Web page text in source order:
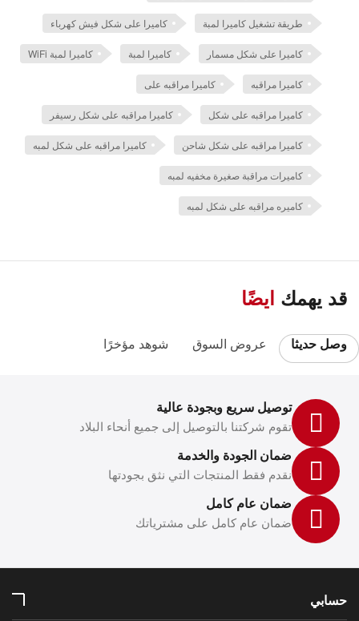
طريقة تشغيل كاميرا لمبة كاميرا على شكل فيش كهرباء
كاميرا على شكل مسمار كاميرا لمبة كاميرا لمبة WiFi
كاميرا مراقبه كاميرا مراقبه على
كاميرا مراقبه على شكل كاميرا مراقبه على شكل رسيفر
كاميرا مراقبه على شكل شاحن كاميرا مراقبه على شكل لمبه
كاميرات مراقبة صغيرة مخفيه لمبه
كاميره مراقبه على شكل لمبه
قد يهمك ايضًا
وصل حديثا عروض السوق شوهد مؤخرًا
توصيل سريع وبجودة عالية
تقوم شركتنا بالتوصيل إلى جميع أنحاء البلاد
ضمان الجودة والخدمة
نقدم فقط المنتجات التي نثق بجودتها
ضمان عام كامل
ضمان عام كامل على مشترياتك
حسابي